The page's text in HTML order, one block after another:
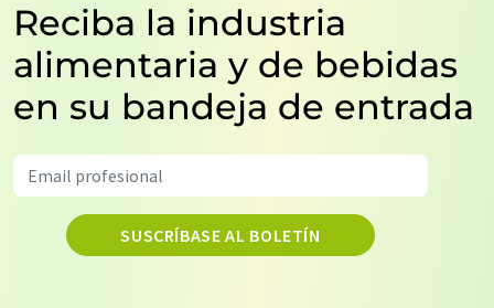
Reciba la industria
alimentaria y de bebidas
en su bandeja de entrada
SUSCRÍBASE AL BOLETÍN